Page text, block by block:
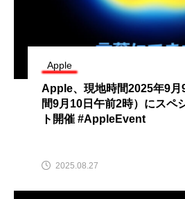
Apple
Apple、現地時間2025年9月
間9月10日午前2時）にスペ
ト開催 #AppleEvent
2025.08.27